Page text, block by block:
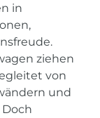
in
ziehen
von
und